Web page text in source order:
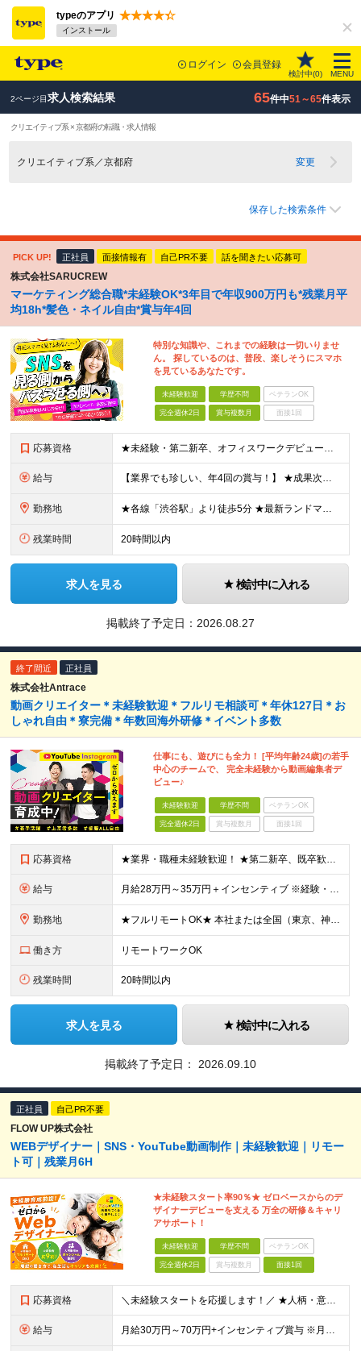
typeのアプリ
インストール
ログイン 会員登録
検討中(0) MENU
2ページ目求人検索結果 65件中51～65件表示
クリエイティブ系 × 京都府の転職・求人情報
クリエイティブ系／京都府 変更
保存した検索条件
PICK UP! 正社員 面接情報有 自己PR不要 話を聞きたい応募可
株式会社SARUCREW
マーケティング総合職*未経験OK*3年目で年収900万円も*残業月平
均18h*髪色・ネイル自由*賞与年4回
特別な知識や、これまでの経験は一切いりませ
ん。 探しているのは、普段、楽しそうにスマホ
を見ているあなたです。
未経験歓迎 学歴不問 ベテランOK
完全週休2日 賞与複数月 面接1回
応募資格 ★未経験・第二新卒、オフィスワークデビュー大歓迎 ★平均年齢は28.6歳！ ★20代の若手メンバーが中心になって活躍している職場です！ ●学歴不問 ※35歳以下の方（若年層の長期キャリア形成） ★こ
給与 【業界でも珍しい、年4回の賞与！】 ★成果次第でスピード昇給可 →20代で年収700万〜900万超も！ ■未経験：月給26〜30万円＋賞与年4回（業績による）＋各種手当 ※経験・スキルを考慮して決定
勤務地 ★各線「渋谷駅」より徒歩5分 ★最新ランドマークオフィスです！ ★転勤はありません 【本社】 東京都渋谷区道玄坂2-25-12 道玄坂通 dogenzaka-dori 5階 ※(変更の範囲)上記を除
残業時間 20時間以内
求人を見る 検討中に入れる
掲載終了予定日： 2026.08.27
終了間近 正社員
株式会社Antrace
動画クリエイター＊未経験歓迎＊フルリモ相談可＊年休127日＊お
しゃれ自由＊寮完備＊年数回海外研修＊イベント多数
仕事にも、遊びにも全力！ [平均年齢24歳]の若手
中心のチームで、 完全未経験から動画編集者デ
ビュー♪
未経験歓迎 学歴不問 ベテランOK
完全週休2日 賞与複数月 面接1回
応募資格 ★業界・職種未経験歓迎！ ★第二新卒、既卒歓迎！ ★社会人未経験歓迎！ ■こんな方におススメ！ ―――――――――― ◎動画編集に興味がある方 ◎SNSやYouTubeをよく見る・好きな方 ◎クリ
給与 月給28万円～35万円＋インセンティブ ※経験・スキルなどを考慮のうえ、決定します。 ※時間外手当は別途全額支給します。 ＼目標＋αで1本担当するごとに5000円！／ ひと月の目標本数以上の動画
勤務地 ★フルリモートOK★ 本社または全国（東京、神奈川、千葉、埼玉、大阪）にあるオフィスの利用も可能です！ ＜本社住所＞ 東京都豊島区南池袋1-16-15リージャス5階 ＜大阪支社＞ 大阪府大阪市北区
働き方 リモートワークOK
残業時間 20時間以内
求人を見る 検討中に入れる
掲載終了予定日： 2026.09.10
正社員 自己PR不要
FLOW UP株式会社
WEBデザイナー｜SNS・YouTube動画制作｜未経験歓迎｜リモー
ト可｜残業月6H
★未経験スタート率90％★ ゼロベースからのデ
ザイナーデビューを支える 万全の研修＆キャリ
アサポート！
未経験歓迎 学歴不問 ベテランOK
完全週休2日 賞与複数月 面接1回
応募資格 ＼未経験スタートを応援します！／ ★人柄・意欲を重視した採用★ 育成を前提とした採用のため、 「PCに触ったことがほとんどない…」という方の挑戦も歓迎！ ＜例えば…＞ ●やりたいことはあるけど、ス
給与 月給30万円～70万円+インセンティブ賞与 ※月給額は経験・スキルを考慮の上、決定いたします。 【インセンティブについて】 自社サービスを提案し、サービス化した場合、一部の利益をインセンティブとして